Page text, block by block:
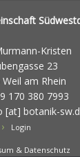
Kristen
23
am Rhein
170 380 7993
[at] botanik-
Login
& Datenschutz